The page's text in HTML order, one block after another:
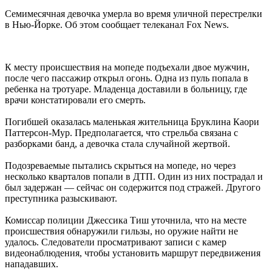
Семимесячная девочка умерла во время уличной перестрелки
в Нью-Йорке. Об этом сообщает телеканал Fox News.
К месту происшествия на мопеде подъехали двое мужчин,
после чего пассажир открыл огонь. Одна из пуль попала в
ребенка на тротуаре. Младенца доставили в больницу, где
врачи констатировали его смерть.
Погибшей оказалась маленькая жительница Бруклина Каори
Паттерсон-Мур. Предполагается, что стрельба связана с
разборками банд, а девочка стала случайной жертвой.
Подозреваемые пытались скрыться на мопеде, но через
несколько кварталов попали в ДТП. Один из них пострадал и
был задержан — сейчас он содержится под стражей. Другого
преступника разыскивают.
Комиссар полиции Джессика Тиш уточнила, что на месте
происшествия обнаружили гильзы, но оружие найти не
удалось. Следователи просматривают записи с камер
видеонаблюдения, чтобы установить маршрут передвижения
нападавших.